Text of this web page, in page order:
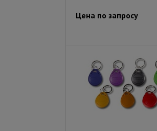
Цена по запросу